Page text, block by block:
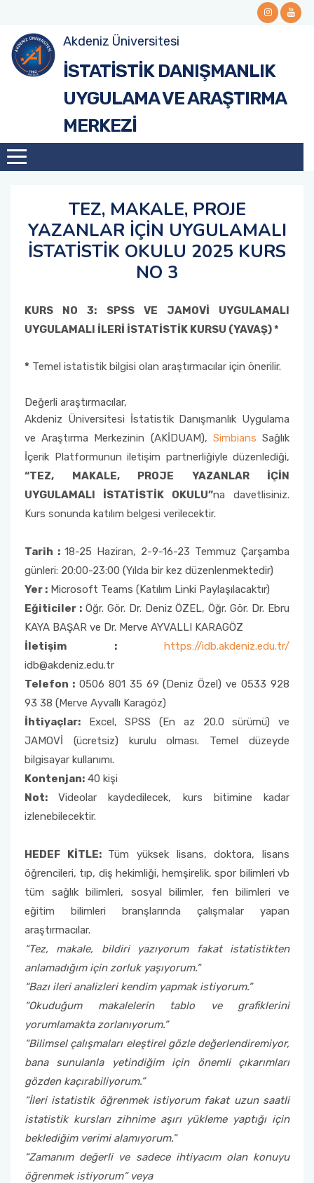
Akdeniz Üniversitesi
İSTATİSTİK DANIŞMANLIK
UYGULAMA VE ARAŞTIRMA
MERKEZİ
TEZ, MAKALE, PROJE
YAZANLAR İÇİN UYGULAMALI
İSTATİSTİK OKULU 2025 KURS
NO 3
KURS NO 3: SPSS VE JAMOVİ UYGULAMALI
UYGULAMALI İLERİ İSTATİSTİK KURSU (YAVAŞ) *
* Temel istatistik bilgisi olan araştırmacılar için önerilir.
Değerli araştırmacılar,
Akdeniz Üniversitesi İstatistik Danışmanlık Uygulama
ve Araştırma Merkezinin (AKİDUAM), Simbians Sağlık
İçerik Platformunun iletişim partnerliğiyle düzenlediği,
“TEZ, MAKALE, PROJE YAZANLAR İÇİN
UYGULAMALI İSTATİSTİK OKULU”na davetlisiniz.
Kurs sonunda katılım belgesi verilecektir.
Tarih : 18-25 Haziran, 2-9-16-23 Temmuz Çarşamba
günleri: 20:00-23:00 (Yılda bir kez düzenlenmektedir)
Yer : Microsoft Teams (Katılım Linki Paylaşılacaktır)
Eğiticiler :Öğr. Gör. Dr. Deniz ÖZEL, Öğr. Gör. Dr. Ebru
KAYA BAŞAR ve Dr. Merve AYVALLI KARAGÖZ
İletişim : https://idb.akdeniz.edu.tr/
idb@akdeniz.edu.tr
Telefon :0506 801 35 69 (Deniz Özel) ve 0533 928
93 38 (Merve Ayvallı Karagöz)
İhtiyaçlar: Excel, SPSS (En az 20.0 sürümü) ve
JAMOVİ (ücretsiz) kurulu olması. Temel düzeyde
bilgisayar kullanımı.
Kontenjan: 40 kişi
Not:Videolar kaydedilecek, kurs bitimine kadar
izlenebilecektir.
HEDEF KİTLE: Tüm yüksek lisans, doktora, lisans
öğrencileri, tıp, diş hekimliği, hemşirelik, spor bilimleri vb
tüm sağlık bilimleri, sosyal bilimler, fen bilimleri ve
eğitim bilimleri branşlarında çalışmalar yapan
araştırmacılar.
“Tez, makale, bildiri yazıyorum fakat istatistikten
anlamadığım için zorluk yaşıyorum.”
“Bazı ileri analizleri kendim yapmak istiyorum.”
“Okuduğum makalelerin tablo ve grafiklerini
yorumlamakta zorlanıyorum.”
“Bilimsel çalışmaları eleştirel gözle değerlendiremiyor,
bana sunulanla yetindiğim için önemli çıkarımları
gözden kaçırabiliyorum.”
“İleri istatistik öğrenmek istiyorum fakat uzun saatli
istatistik kursları zihnime aşırı yükleme yaptığı için
beklediğim verimi alamıyorum.”
“Zamanım değerli ve sadece ihtiyacım olan konuyu
öğrenmek istiyorum” veya
Yönetmelik
Vizyon-Misyon
İstatistik Meslek Değerleri ve Etik İlkeler
Yönetim Kurulu
Akademik Personel
KURS NO 1: SPSS VE JAMOVİ UYGULAMALI
TEMEL İSTATİSTİK KURSU (YAVAŞ - 24 SAAT)
KURS NO 2: SPSS VE JAMOVİ UYGULAMALI
TEMEL İSTATİSTİK KURSU (HIZLI-10 SAAT)
KURS NO 3: SPSS VE JAMOVİ UYGULAMALI
UYGULAMALI İLERİ İSTATİSTİK KURSU